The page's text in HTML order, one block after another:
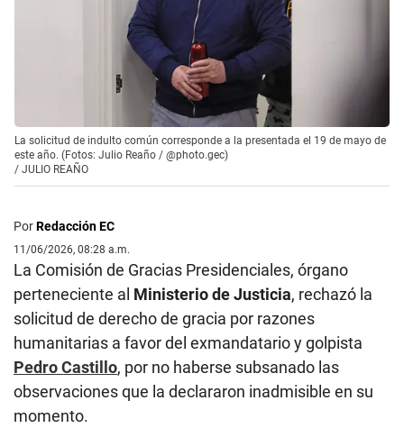
La solicitud de indulto común corresponde a la presentada el 19 de mayo de
este año. (Fotos: Julio Reaño / @photo.gec)
/ JULIO REAÑO
PorRedacción EC
11/06/2026, 08:28 a.m.
La Comisión de Gracias Presidenciales, órgano
perteneciente al Ministerio de Justicia, rechazó la
solicitud de derecho de gracia por razones
humanitarias a favor del exmandatario y golpista
Pedro Castillo, por no haberse subsanado las
observaciones que la declararon inadmisible en su
momento.